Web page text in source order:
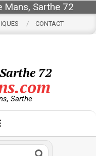
Mans, Sarthe 72
CONTACT
72
Sarthe